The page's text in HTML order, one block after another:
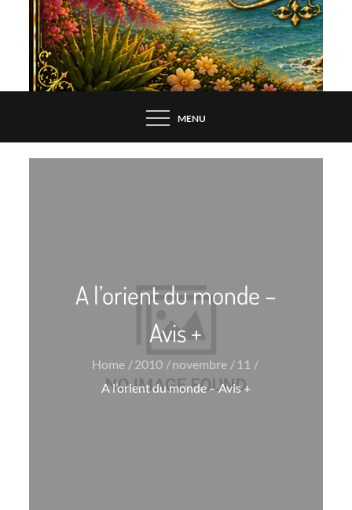
MENU
A l’orient du monde –
Avis +
Home 2010 novembre
11
A l’orient du monde – Avis +